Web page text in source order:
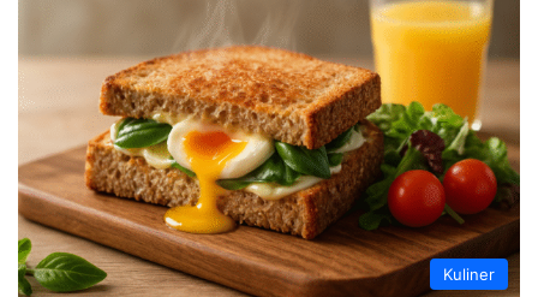
Kuliner